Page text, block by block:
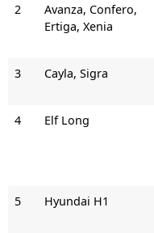
2
Avanza, Confero,
Ertiga, Xenia
3
Cayla, Sigra
4
Elf Long
5
Hyundai H1